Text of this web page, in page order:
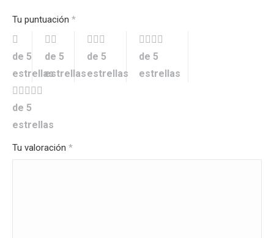
Tu puntuación *
de 5
estrellas
de 5
estrellas
de 5
estrellas
de 5
estrellas
de 5
estrellas
Tu valoración *